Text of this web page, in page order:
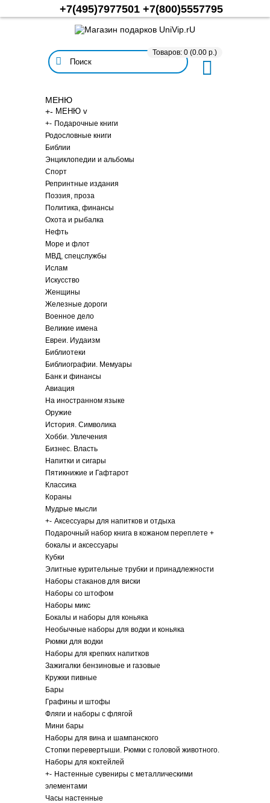
+7(495)7977501 +7(800)5557795
Товаров: 0 (0.00 р.)
МЕНЮ
+- МЕНЮ v
+- Подарочные книги
Родословные книги
Библии
Энциклопедии и альбомы
Спорт
Репринтные издания
Поэзия, проза
Политика, финансы
Охота и рыбалка
Нефть
Море и флот
МВД, спецслужбы
Ислам
Искусство
Женщины
Железные дороги
Военное дело
Великие имена
Евреи. Иудаизм
Библиотеки
Библиографии. Мемуары
Банк и финансы
Авиация
На иностранном языке
Оружие
История. Символика
Хобби. Увлечения
Бизнес. Власть
Напитки и сигары
Пятикнижие и Гафтарот
Классика
Кораны
Мудрые мысли
+- Аксессуары для напитков и отдыха
Подарочный набор книга в кожаном переплете +
бокалы и аксессуары
Кубки
Элитные курительные трубки и принадлежности
Наборы стаканов для виски
Наборы со штофом
Наборы микс
Бокалы и наборы для коньяка
Необычные наборы для водки и коньяка
Рюмки для водки
Наборы для крепких напитков
Зажигалки бензиновые и газовые
Кружки пивные
Бары
Графины и штофы
Фляги и наборы с флягой
Мини бары
Наборы для вина и шампанского
Стопки перевертыши. Рюмки с головой животного.
Наборы для коктейлей
+- Настенные сувениры с металлическими
элементами
Часы настенные